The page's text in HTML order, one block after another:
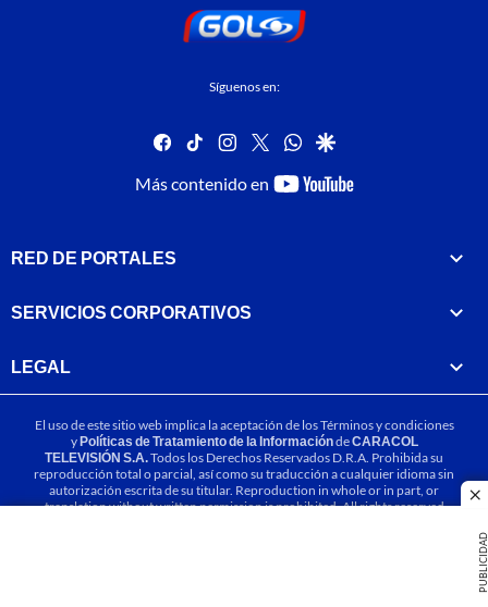
PUBLICIDAD
Síguenos en:
facebook
tiktok instagram
twitterwhatsapp
google
Más contenido en
youtube-
RED DE PORTALES
SERVICIOS CORPORATIVOS
LEGAL
El uso de este sitio web implica la aceptación de losTérminos y condiciones
yPolíticas de Tratamiento de la InformacióndeCARACOL
TELEVISIÓN S.A.Todos los Derechos Reservados D.R.A. Prohibida su
reproducción total o parcial, así como su traducción a cualquier idioma sin
autorización escrita de su titular. Reproduction in whole or in part, or
translation without written permission is prohibited. All rights reserved